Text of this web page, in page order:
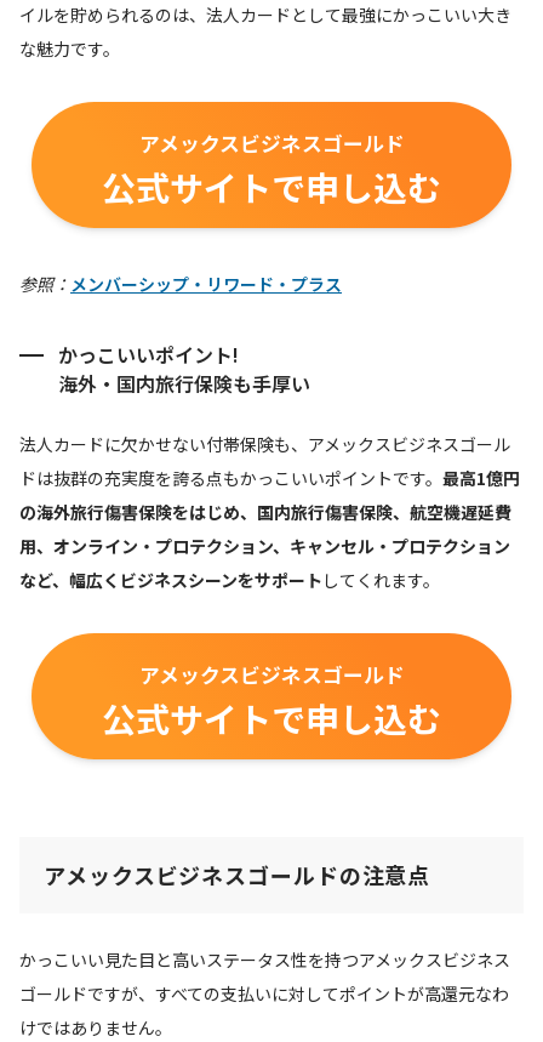
イルを貯められるのは、法人カードとして最強にかっこいい大き
な魅力です。
アメックスビジネスゴールド
公式サイトで申し込む
参照： メンバーシップ・リワード・プラス
かっこいいポイント!
海外・国内旅行保険も手厚い
法人カードに欠かせない付帯保険も、アメックスビジネスゴール
ドは抜群の充実度を誇る点もかっこいいポイントです。 最高1億円
の海外旅行傷害保険をはじめ、国内旅行傷害保険、航空機遅延費
用、オンライン・プロテクション、キャンセル・プロテクション
など、幅広くビジネスシーンをサポート してくれます。
アメックスビジネスゴールド
公式サイトで申し込む
アメックスビジネスゴールドの注意点
かっこいい見た目と高いステータス性を持つアメックスビジネス
ゴールドですが、すべての支払いに対してポイントが高還元なわ
けではありません。